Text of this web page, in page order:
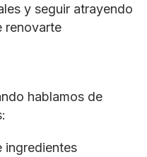
y seguir atrayendo
renovarte
hablamos de
ingredientes